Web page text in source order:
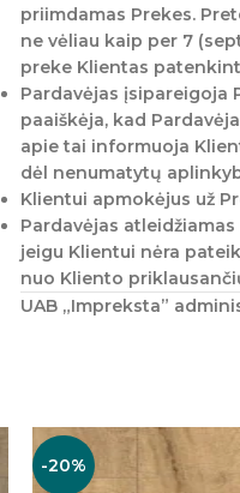
priimdamas Prekes.
ne vėliau kaip per 7
preke Klientas
Pardavėjas įsipareigoja
paaiškėja, kad
apie tai informuoja
dėl nenumatytų
Klientui apmokėjus už
Pardavėjas
jeigu Klientui nėra
nuo Kliento
UAB „Impreksta”
-20%